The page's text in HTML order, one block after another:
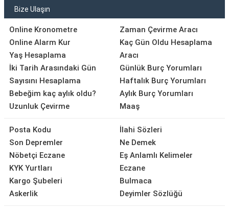
Bize Ulaşın
Online Kronometre
Online Alarm Kur
Yaş Hesaplama
İki Tarih Arasındaki Gün
Sayısını Hesaplama
Bebeğim kaç aylık oldu?
Uzunluk Çevirme
Zaman Çevirme Aracı
Kaç Gün Oldu Hesaplama
Aracı
Günlük Burç Yorumları
Haftalık Burç Yorumları
Aylık Burç Yorumları
Maaş
Posta Kodu
Son Depremler
Nöbetçi Eczane
KYK Yurtları
Kargo Şubeleri
Askerlik
İlahi Sözleri
Ne Demek
Eş Anlamlı Kelimeler
Eczane
Bulmaca
Deyimler Sözlüğü